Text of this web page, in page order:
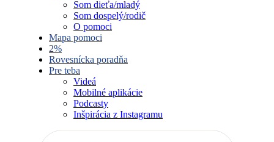
Som dieťa/mladý
Som dospelý/rodič
O pomoci
Mapa pomoci
2%
Rovesnícka poradňa
Pre teba
Videá
Mobilné aplikácie
Podcasty
Inšpirácia z Instagramu